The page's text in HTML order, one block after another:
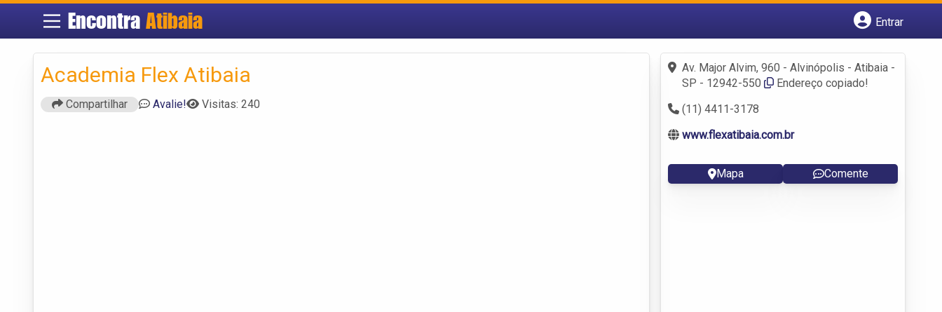
EncontraAtibaia
Entrar
Fazer login
Criar conta
Academia Flex Atibaia
Compartilhar Avalie! Visitas: 240
Av. Major Alvim, 960 - Alvinópolis - Atibaia -
SP - 12942-550
Endereço copiado!
(11) 4411-3178
www.flexatibaia.com.br
Mapa Comente